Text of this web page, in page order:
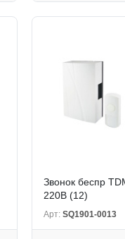
Звонок беспр
220В (12)
Арт: SQ1901-0013